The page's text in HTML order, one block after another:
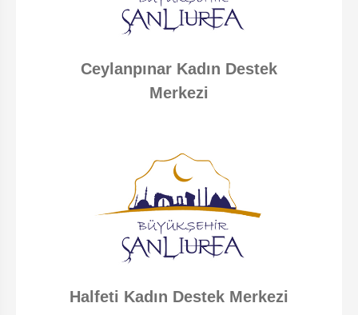
Ceylanpınar Kadın Destek
Merkezi
Halfeti Kadın Destek Merkezi